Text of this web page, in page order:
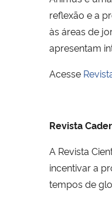
reflexão e a
às áreas de
apresentam
Acesse
Revista
A Revista
incentivar a
tempos de